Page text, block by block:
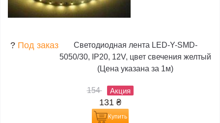
? Под заказ
Светодиодная лента LED-Y-SMD-
5050/30, IP20, 12V, цвет свечения желтый
(Цена указана за 1м)
154 Акция
131 ₴
Купить